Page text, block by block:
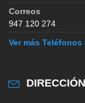
Correos
947 120 274
Ver más Teléfonos